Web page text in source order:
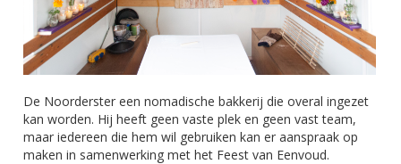
De Noorderster een nomadische bakkerij die overal ingezet
kan worden. Hij heeft geen vaste plek en geen vast team,
maar iedereen die hem wil gebruiken kan er aanspraak op
maken in samenwerking met het Feest van Eenvoud.